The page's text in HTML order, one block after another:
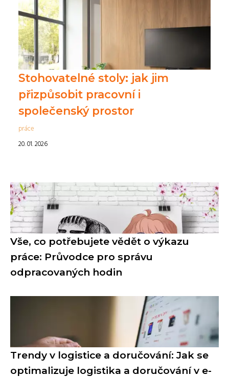
Stohovatelné stoly: jak jim
přizpůsobit pracovní i
společenský prostor
práce
20. 01. 2026
Vše, co potřebujete vědět o výkazu
práce: Průvodce pro správu
odpracovaných hodin
Trendy v logistice a doručování: Jak se
optimalizuje logistika a doručování v e-